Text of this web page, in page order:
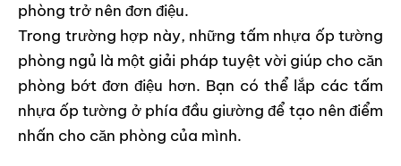
phòng trở nên đơn điệu.
Trong trường hợp này, những tấm nhựa ốp tường
phòng ngủ là một giải pháp tuyệt vời giúp cho căn
phòng bớt đơn điệu hơn. Bạn có thể lắp các tấm
nhựa ốp tường ở phía đầu giường để tạo nên điểm
nhấn cho căn phòng của mình.